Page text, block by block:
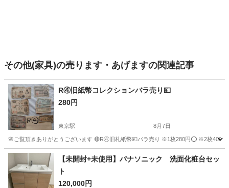
その他(家具)の売ります・あげますの関連記事
R④旧紙幣コレクションバラ売り💴
280円
東京駅 8月7日
🌸ご覧頂きありがとうございます 🔴R④旧札紙幣💴バラ売り ※1枚280円⭕ ※2枚
沖縄 宜野湾市 東京駅 その他 紙幣
【未開封+未使用】パナソニック 洗面化粧台セッ
ト
120,000円